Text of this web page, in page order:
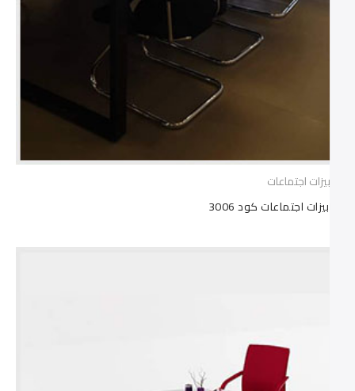
ترابيزات اجتماعات
ترابيزات اجتماعات كود 3006